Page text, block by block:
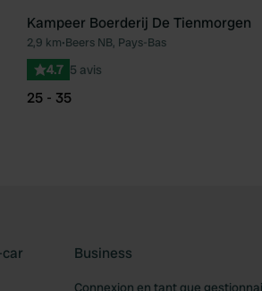
Préféré
Kampeer Boerderij De Tienmorgen
2,9 km•Beers NB, Pays-Bas
4.7 5 avis
25 - 35
Business
Connexion en tant que